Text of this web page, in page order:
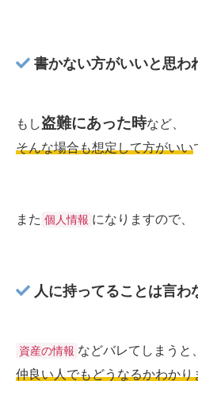
書かない方がいいと思わ
もし盗難にあった時など、
そんな場合も想定して方がいい
また 個人情報 になりますので、
人に持ってることは言わ
資産の情報 などバレてしまうと、
仲良い人でもどうなるかわかり